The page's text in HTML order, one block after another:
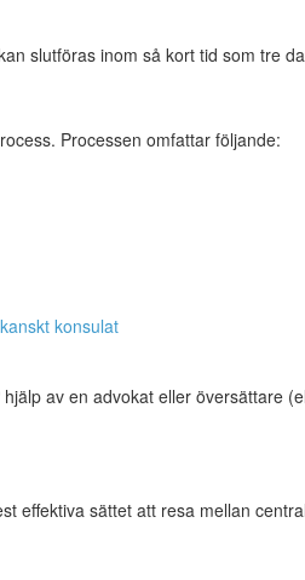
slutföras inom så kort tid som tre
Processen omfattar följande:
konsulat
av en advokat eller översättare
effektiva sättet att resa mellan